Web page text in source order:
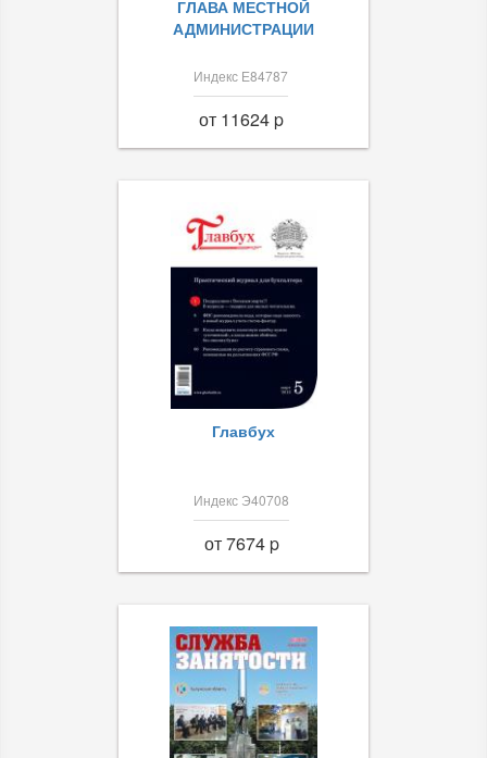
ГЛАВА МЕСТНОЙ
АДМИНИСТРАЦИИ
Индекс Е84787
от 11624 p
Главбух
Индекс Э40708
от 7674 p